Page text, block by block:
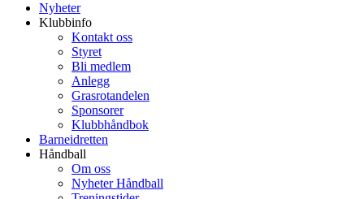
Nyheter
Klubbinfo
Kontakt oss
Styret
Bli medlem
Anlegg
Grasrotandelen
Sponsorer
Klubbhåndbok
Barneidretten
Håndball
Om oss
Nyheter Håndball